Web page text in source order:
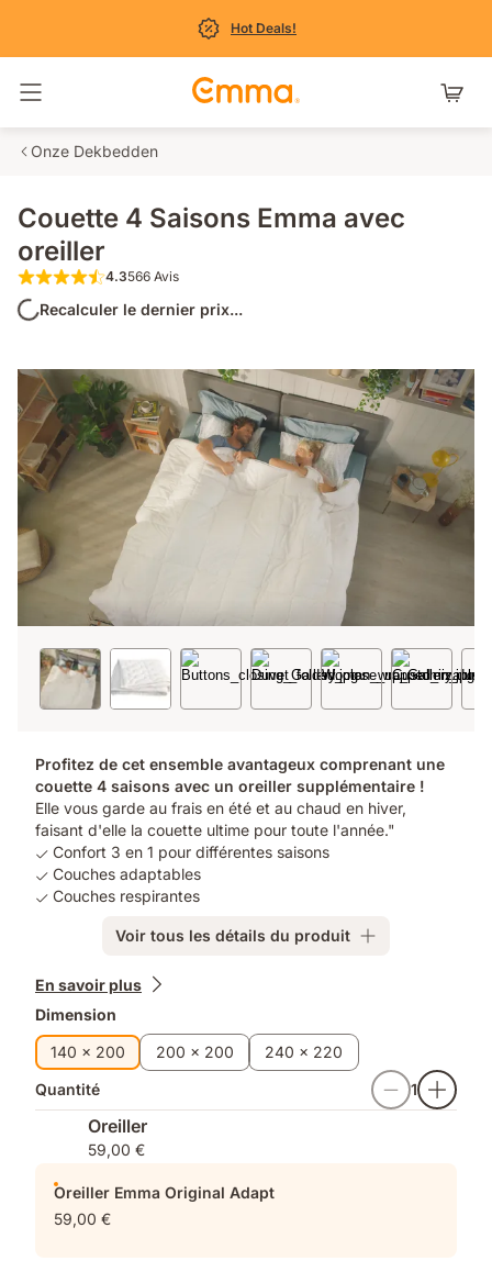
Hot Deals!
Basculer la navigation
Onze Dekbedden
Couette 4 Saisons Emma avec
oreiller
4.3 étoiles sur 5 566 Avis
4.3566 Avis
Recalculer le dernier prix...
Profitez de cet ensemble avantageux comprenant une
couette 4 saisons avec un oreiller supplémentaire !
Elle vous garde au frais en été et au chaud en hiver,
faisant d'elle la couette ultime pour toute l'année."
Confort 3 en 1 pour différentes saisons
Couches adaptables
Couches respirantes
Voir tous les détails du produit
Produits
supplémentaires
En savoir plus
Dimension
140 x 200
200 x 200
240 x 220
Quantité
1
Oreiller
59,00 €
Oreiller Emma Original Adapt
59,00 €